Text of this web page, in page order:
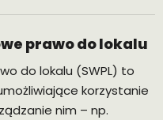
prawo do lokalu
do lokalu (SWPL) to
korzystanie
nim – np.